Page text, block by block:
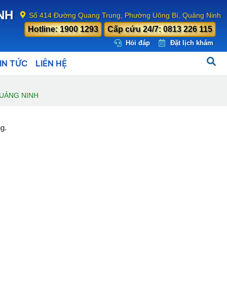
Hỏi đáp Đặt lịch khám
Cấp cứu 24/7: 0813 226 115
Hotline: 1900 1293
Số 414 Đường Quang Trung, Phường Uông Bí, Quảng Ninh
TỨC LIÊN HỆ
NINH